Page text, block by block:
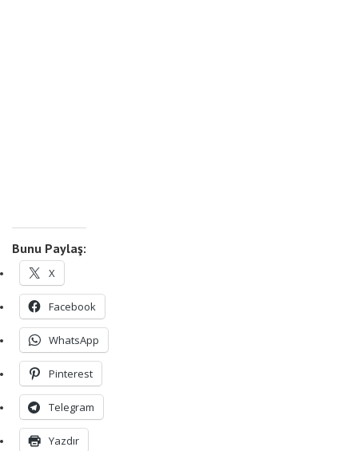
Bunu Paylaş:
X
Facebook
WhatsApp
Pinterest
Telegram
Yazdır